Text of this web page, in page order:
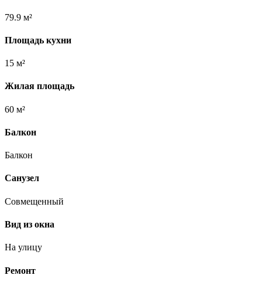
79.9 м²
Площадь кухни
15 м²
Жилая площадь
60 м²
Балкон
Балкон
Санузел
Совмещенный
Вид из окна
На улицу
Ремонт